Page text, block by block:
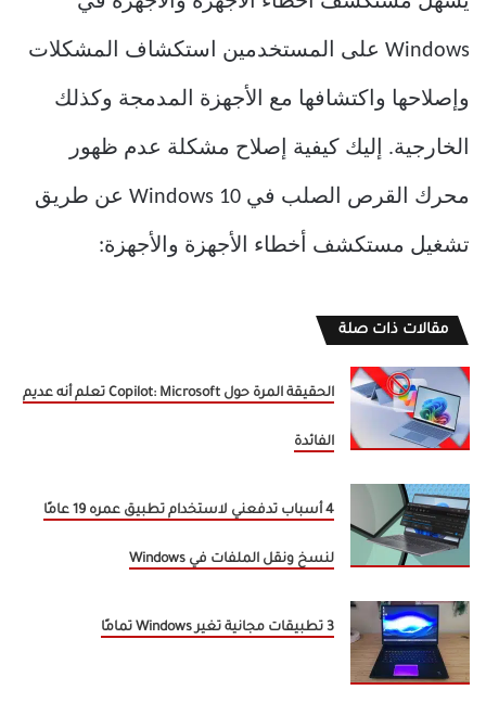
Windows على المستخدمين استكشاف المشكلات
وإصلاحها واكتشافها مع الأجهزة المدمجة وكذلك
الخارجية. إليك كيفية إصلاح مشكلة عدم ظهور
محرك القرص الصلب في Windows 10 عن طريق
تشغيل مستكشف أخطاء الأجهزة والأجهزة:
مقالات ذات صلة
الحقيقة المرة حول Copilot: Microsoft تعلم أنه عديم
الفائدة
4 أسباب تدفعني لاستخدام تطبيق عمره 19 عامًا
لنسخ ونقل الملفات في Windows
3 تطبيقات مجانية تغير Windows تمامًا